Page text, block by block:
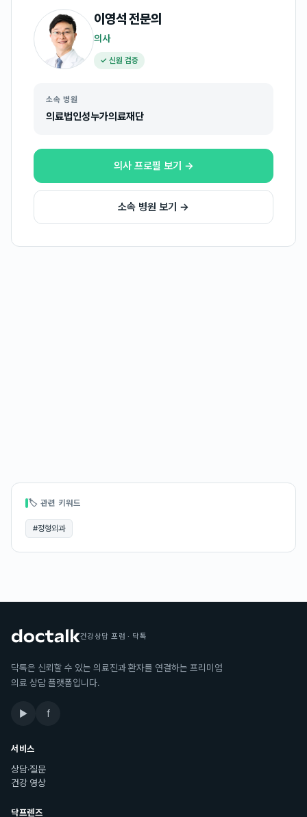
이영석전문의
의사
✓ 신원 검증
소속 병원
의료법인성누가의료재단
의사 프로필 보기 →
소속 병원 보기 →
🏷 관련 키워드
#정형외과
건강상담 포럼 · 닥톡
닥톡은 신뢰할 수 있는 의료진과 환자를 연결하는 프리미엄
의료 상담 플랫폼입니다.
▶ f
서비스
상담·질문
건강 영상
닥프렌즈